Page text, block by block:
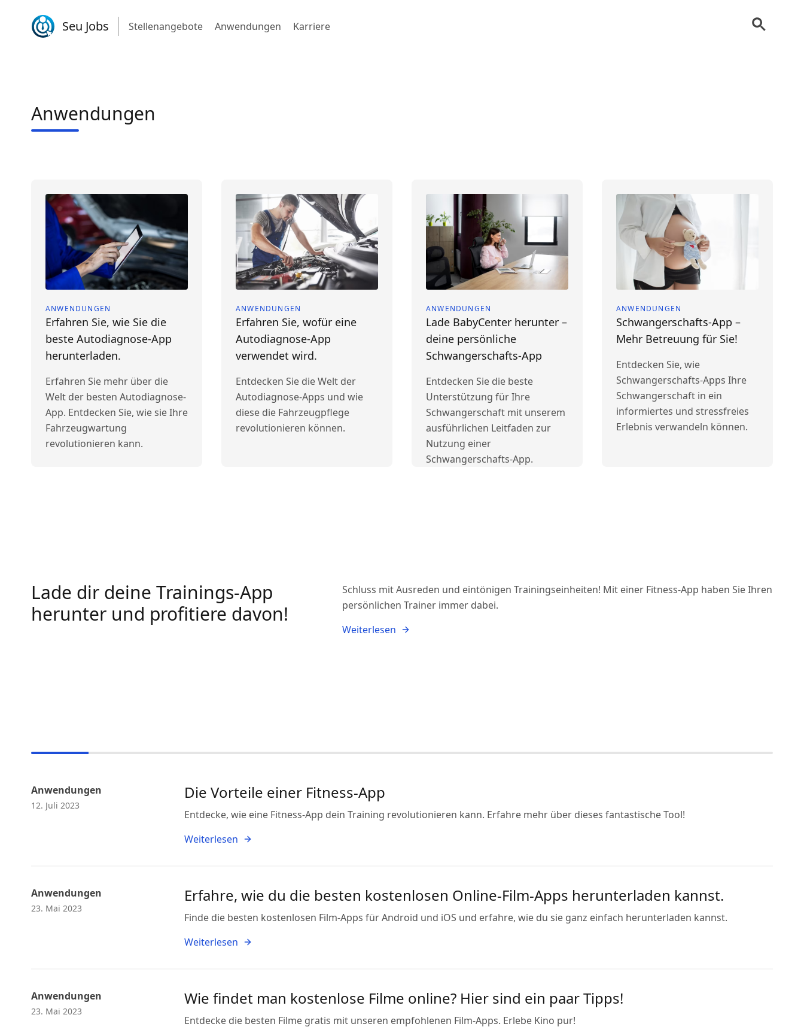
Seu Jobs Stellenangebote Anwendungen Karriere
Anwendungen
ANWENDUNGEN
Erfahren Sie, wie Sie die
beste Autodiagnose-App
herunterladen.
Erfahren Sie mehr über die
Welt der besten Autodiagnose-
App. Entdecken Sie, wie sie Ihre
Fahrzeugwartung
revolutionieren kann.
ANWENDUNGEN
Erfahren Sie, wofür eine
Autodiagnose-App
verwendet wird.
Entdecken Sie die Welt der
Autodiagnose-Apps und wie
diese die Fahrzeugpflege
revolutionieren können.
ANWENDUNGEN
Lade BabyCenter herunter –
deine persönliche
Schwangerschafts-App
Entdecken Sie die beste
Unterstützung für Ihre
Schwangerschaft mit unserem
ausführlichen Leitfaden zur
Nutzung einer
Schwangerschafts-App.
ANWENDUNGEN
Schwangerschafts-App –
Mehr Betreuung für Sie!
Entdecken Sie, wie
Schwangerschafts-Apps Ihre
Schwangerschaft in ein
informiertes und stressfreies
Erlebnis verwandeln können.
Lade dir deine Trainings-App
herunter und profitiere davon!
Schluss mit Ausreden und eintönigen Trainingseinheiten! Mit einer Fitness-App haben Sie Ihren
persönlichen Trainer immer dabei.
Weiterlesen
Anwendungen
12. Juli 2023
Die Vorteile einer Fitness-App
Entdecke, wie eine Fitness-App dein Training revolutionieren kann. Erfahre mehr über dieses fantastische Tool!
Weiterlesen
Anwendungen
23. Mai 2023
Erfahre, wie du die besten kostenlosen Online-Film-Apps herunterladen kannst.
Finde die besten kostenlosen Film-Apps für Android und iOS und erfahre, wie du sie ganz einfach herunterladen kannst.
Weiterlesen
Anwendungen
23. Mai 2023
Wie findet man kostenlose Filme online? Hier sind ein paar Tipps!
Entdecke die besten Filme gratis mit unseren empfohlenen Film-Apps. Erlebe Kino pur!